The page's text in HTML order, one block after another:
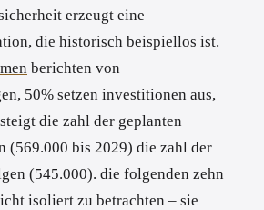
erzeugt eine
die historisch beispiellos ist.
berichten von
50% setzen investitionen aus,
die zahl der geplanten
(569.000 bis 2029) die zahl der
(545.000). die folgenden zehn
isoliert zu betrachten – sie